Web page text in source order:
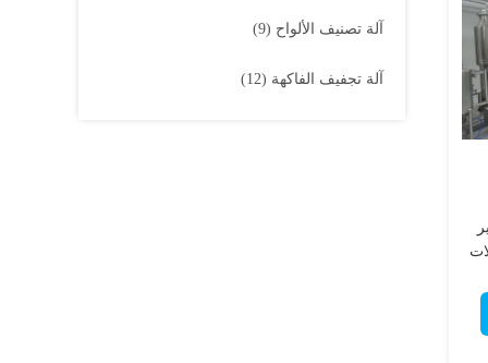
آلة تصنيف الألواح (9)
آلة تجفيف الفاكهة (12)